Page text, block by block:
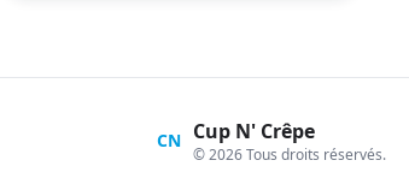
CN Cup N' Crêpe
© 2026 Tous droits réservés.